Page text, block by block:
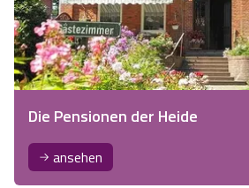
Die Pensionen der Heide
ansehen